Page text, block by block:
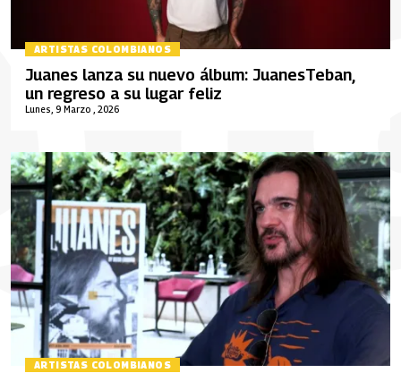
ARTISTAS COLOMBIANOS
Lunes, 9 Marzo , 2026
Juanes lanza su nuevo álbum: JuanesTeban,
un regreso a su lugar feliz
ARTISTAS COLOMBIANOS